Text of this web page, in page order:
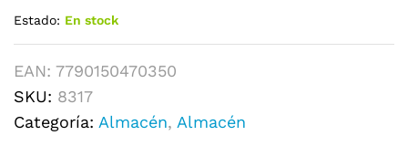
Estado: En stock
EAN: 7790150470350
SKU: 8317
Categoría: Almacén, Almacén